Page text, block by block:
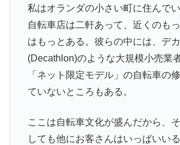
私はオランダの小さい町に住んでい
自転車店は二軒あって、近くのも
はもっとある。彼らの中には、デ
(Decathlon)のような大規模小売業
「ネット限定モデル」の自転車の
ていないところもある。
ここは自転車文化が盛んだから、
しても他にお客さんはいっぱいいる